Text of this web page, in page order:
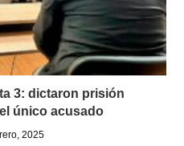
3: dictaron prisión
único acusado
2025